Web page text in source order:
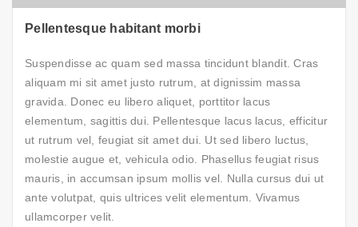
Pellentesque habitant morbi
Suspendisse ac quam sed massa tincidunt blandit. Cras
aliquam mi sit amet justo rutrum, at dignissim massa
gravida. Donec eu libero aliquet, porttitor lacus
elementum, sagittis dui. Pellentesque lacus lacus, efficitur
ut rutrum vel, feugiat sit amet dui. Ut sed libero luctus,
molestie augue et, vehicula odio. Phasellus feugiat risus
mauris, in accumsan ipsum mollis vel. Nulla cursus dui ut
ante volutpat, quis ultrices velit elementum. Vivamus
ullamcorper velit.